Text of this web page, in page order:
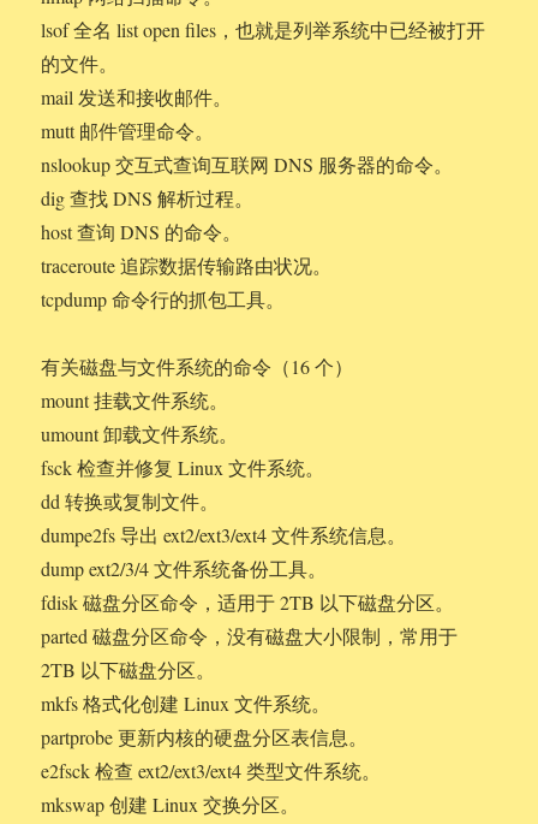
lsof 全名 list open files，也就是列举系统中已经被打开
的文件。
mail 发送和接收邮件。
mutt 邮件管理命令。
nslookup 交互式查询互联网 DNS 服务器的命令。
dig 查找 DNS 解析过程。
host 查询 DNS 的命令。
traceroute 追踪数据传输路由状况。
tcpdump 命令行的抓包工具。
有关磁盘与文件系统的命令（16 个）
mount 挂载文件系统。
umount 卸载文件系统。
fsck 检查并修复 Linux 文件系统。
dd 转换或复制文件。
dumpe2fs 导出 ext2/ext3/ext4 文件系统信息。
dump ext2/3/4 文件系统备份工具。
fdisk 磁盘分区命令，适用于 2TB 以下磁盘分区。
parted 磁盘分区命令，没有磁盘大小限制，常用于
2TB 以下磁盘分区。
mkfs 格式化创建 Linux 文件系统。
partprobe 更新内核的硬盘分区表信息。
e2fsck 检查 ext2/ext3/ext4 类型文件系统。
mkswap 创建 Linux 交换分区。